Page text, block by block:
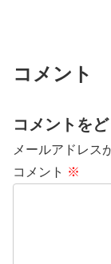
コメント
コメントを
メールアドレス
コメント ※